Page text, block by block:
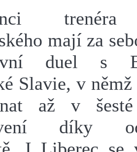
mají za
duel s
Slavie, v
až v
díky